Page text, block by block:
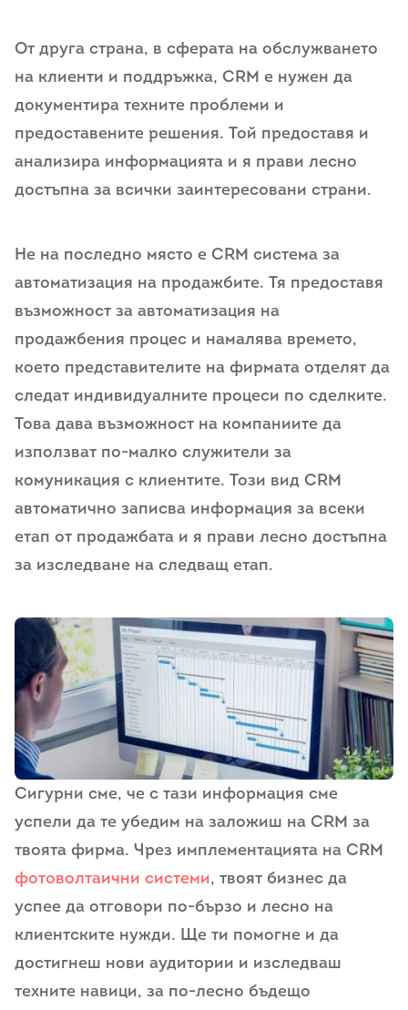
От друга страна, в сферата на обслужването
на клиенти и поддръжка, CRM е нужен да
документира техните проблеми и
предоставените решения. Той предоставя и
анализира информацията и я прави лесно
достъпна за всички заинтересовани страни.
Не на последно място е CRM система за
автоматизация на продажбите. Тя предоставя
възможност за автоматизация на
продажбения процес и намалява времето,
което представителите на фирмата отделят да
следат индивидуалните процеси по сделките.
Това дава възможност на компаниите да
използват по-малко служители за
комуникация с клиентите. Този вид CRM
автоматично записва информация за всеки
етап от продажбата и я прави лесно достъпна
за изследване на следващ етап.
Сигурни сме, че с тази информация сме
успели да те убедим на заложиш на CRM за
твоята фирма. Чрез имплементацията на CRM
фотоволтаични системи, твоят бизнес да
успее да отговори по-бързо и лесно на
клиентските нужди. Ще ти помогне и да
достигнеш нови аудитории и изследваш
техните навици, за по-лесно бъдещо